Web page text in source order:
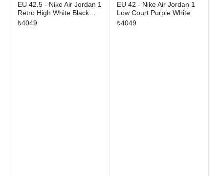
EU 42.5 - Nike Air Jordan 1
Retro High White Black
Volt University Gold
₺4049
EU 42 - Nike Air Jordan 1
Low Court Purple White
₺4049